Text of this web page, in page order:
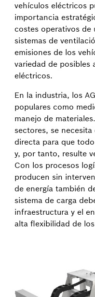
vehículos eléctricos
importancia
costes operativos de
sistemas de
emisiones de los
variedad de posibles
eléctricos.
En la industria, los
populares como
manejo de
sectores, se
directa para que
y, por tanto, resulte
Con los procesos
producen sin
de energía también
sistema de carga
infraestructura y el
alta flexibilidad de